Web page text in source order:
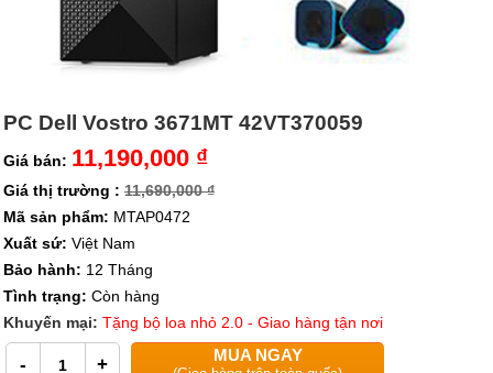
PC Dell Vostro 3671MT 42VT370059
Giá bán: 11,190,000 ₫
Giá thị trường : 11,690,000 ₫
Mã sản phẩm: MTAP0472
Xuất sứ: Việt Nam
Bảo hành: 12 Tháng
Tình trạng: Còn hàng
Khuyến mại: Tặng bộ loa nhỏ 2.0 - Giao hàng tận nơi
- + MUA NGAY